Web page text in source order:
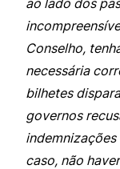
Conselho,
necessária
bilhetes
governos
caso, não